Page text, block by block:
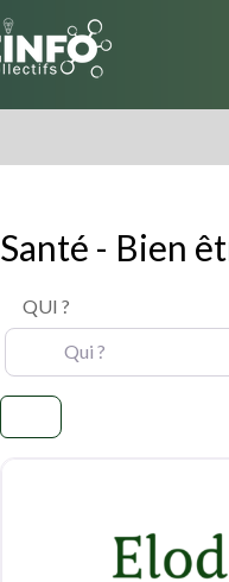
Santé - Bien
QUI ?